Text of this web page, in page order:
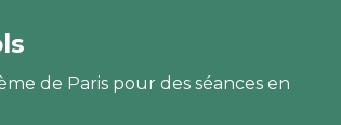
de Paris pour des séances en